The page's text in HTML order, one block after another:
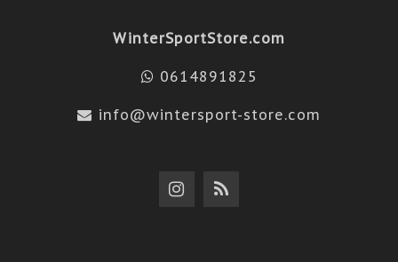
WinterSportStore.com
0614891825
info@wintersport-store.com